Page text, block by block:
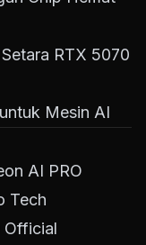
RTX 5070
Mesin AI
AI PRO
Tech
Official